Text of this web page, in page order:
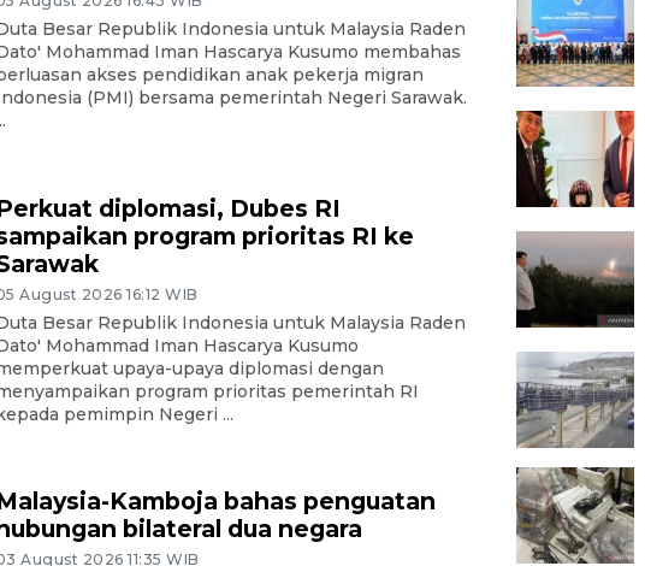
Besar Republik Indonesia untuk Malaysia Raden
Mohammad Iman Hascarya Kusumo membahas
akses pendidikan anak pekerja migran
(PMI) bersama pemerintah Negeri Sarawak.
diplomasi, Dubes RI
program prioritas RI ke
August 2026 16:12 WIB
Besar Republik Indonesia untuk Malaysia Raden
Mohammad Iman Hascarya Kusumo
upaya-upaya diplomasi dengan
program prioritas pemerintah RI
pemimpin Negeri ...
Kamboja bahas penguatan
bilateral dua negara
August 2026 11:35 WIB